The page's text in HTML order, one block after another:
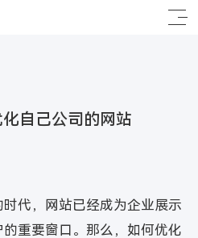
自己公司的网站
代，网站已经成为企业展示
重要窗口。那么，如何优化